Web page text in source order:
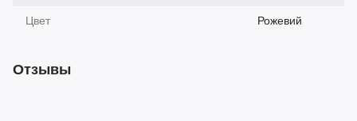
Цвет Рожевий
Отзывы